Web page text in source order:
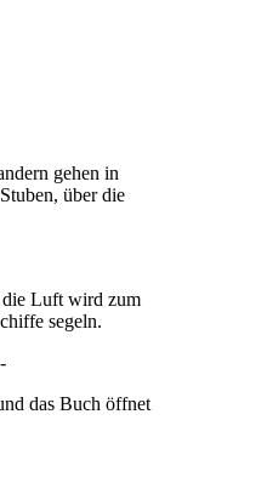
gehen in
über die
Luft wird zum
segeln.
das Buch öffnet